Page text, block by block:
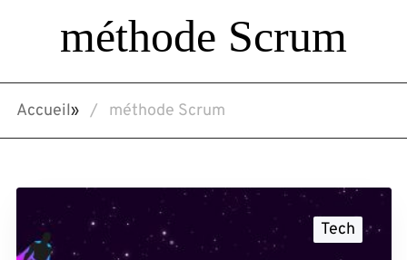
méthode Scrum
Accueil» méthode Scrum
Tech